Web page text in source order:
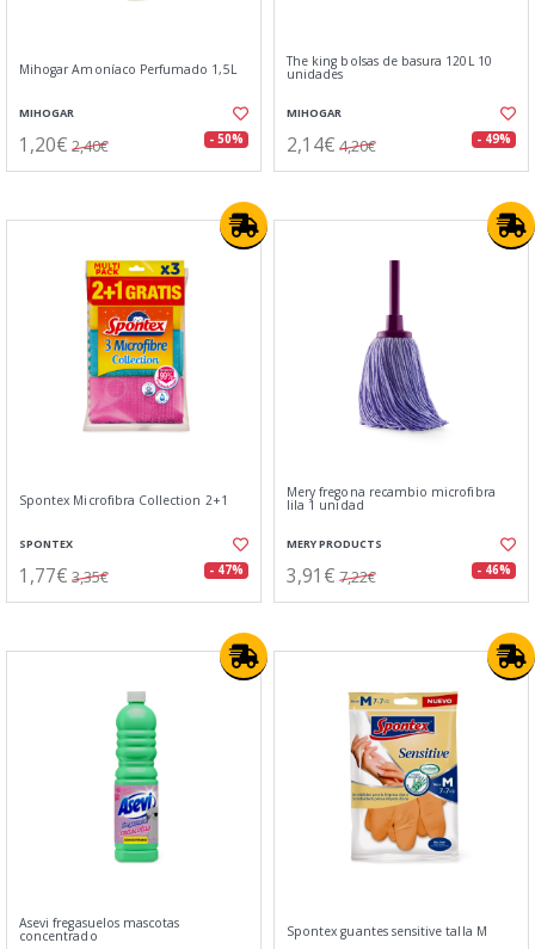
Mihogar Amoníaco Perfumado 1,5L
MIHOGAR
1,20€ 2,40€ - 50%
The king bolsas de basura 120L 10
unidades
MIHOGAR
2,14€ 4,20€ - 49%
Spontex Microfibra Collection 2+1
SPONTEX
1,77€ 3,35€ - 47%
Mery fregona recambio microfibra
lila 1 unidad
MERY PRODUCTS
3,91€ 7,22€ - 46%
Asevi fregasuelos mascotas
concentrado Spontex guantes sensitive talla M